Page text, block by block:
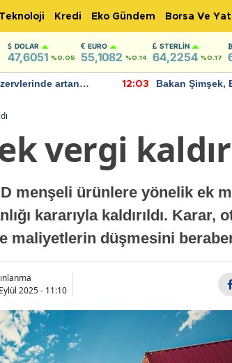
Teknoloji Kredi Eko Gündem Borsa Ve
DOLAR
47,6051 %0.05
EURO
55,1082 %0.14
STERLIN
64,2254 %0.17
artan
12:03
Bakan Şimşek,
vergi
menşeli ürünlere yönelik ek
kararıyla kaldırıldı.
maliyetlerin düşmesini
2025 - 11:10